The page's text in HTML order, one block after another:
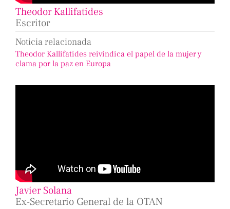
Theodor Kallifatides
Escritor
Noticia relacionada
Theodor Kallifatides reivindica el papel de la mujer y
clama por la paz en Europa
Javier Solana
Ex-Secretario General de la OTAN